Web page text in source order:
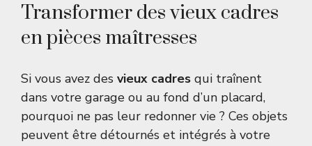
Transformer des vieux cadres
en pièces maîtresses
Si vous avez des vieux cadres qui traînent
dans votre garage ou au fond d’un placard,
pourquoi ne pas leur redonner vie ? Ces objets
peuvent être détournés et intégrés à votre